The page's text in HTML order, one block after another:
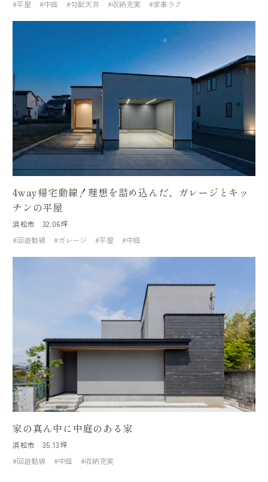
#平屋
#中庭 #勾配天井 #収納充実 #家事ラク
4way帰宅動線！理想を詰め込んだ、ガレージとキッ
チンの平屋
浜松市
32.06坪
#回遊動線
#ガレージ #平屋 #中庭
家の真ん中に中庭のある家
浜松市
35.13坪
#回遊動線
#中庭 #収納充実